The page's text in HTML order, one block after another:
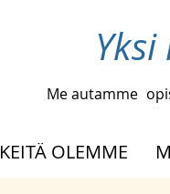
Me autamme
KEITÄ OLEMME